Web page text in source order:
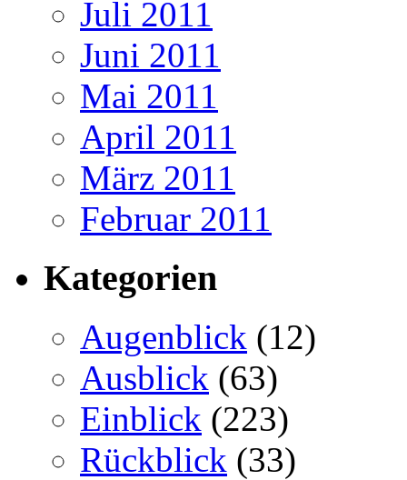
Juli 2011
Juni 2011
Mai 2011
April 2011
März 2011
Februar 2011
Kategorien
Augenblick (12)
Ausblick (63)
Einblick (223)
Rückblick (33)